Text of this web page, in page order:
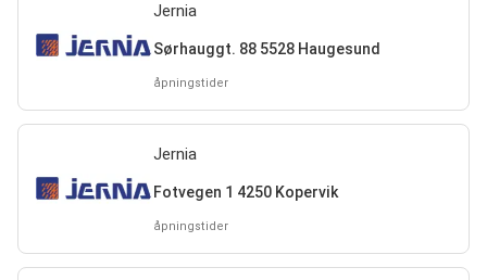
Jernia
Sørhauggt. 88 5528 Haugesund
åpningstider
Jernia
Fotvegen 1 4250 Kopervik
åpningstider